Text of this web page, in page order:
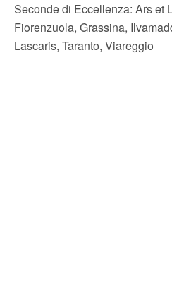
Seconde di Eccellenza: Ars et
Fiorenzuola, Grassina,
Lascaris, Taranto, Viareggio